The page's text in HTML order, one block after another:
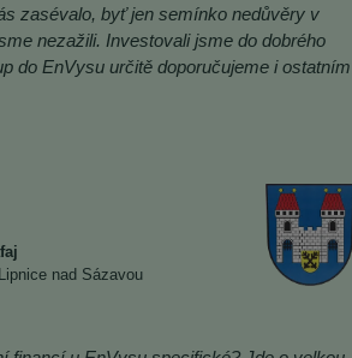
zasévalo, byť jen semínko nedůvěry v
nezažili. Investovali jsme do dobrého
do EnVysu určitě doporučujeme i ostatním
nad Sázavou